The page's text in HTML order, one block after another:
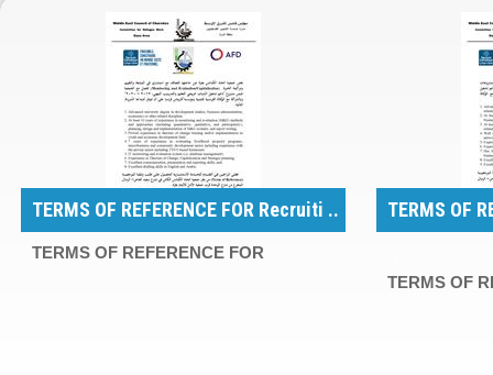
TERMS OF REFERENCE FOR Recruiti ..
TERMS OF REFERENCE FOR
TERMS OF
TERMS OF